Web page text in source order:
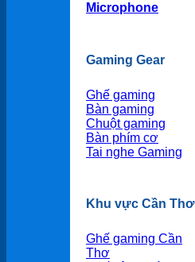
Microphone
Gaming Gear
Ghế gaming
Bàn gaming
Chuột gaming
Bàn phím cơ
Tai nghe Gaming
Khu vực Cần Thơ
Ghế gaming Cần
Thơ